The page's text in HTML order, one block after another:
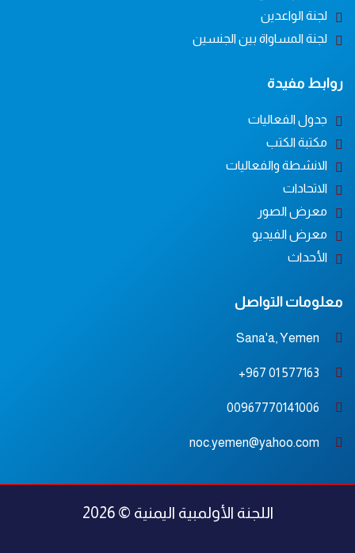
لجنة الواعدين
لجنة المساواة بين الجنسين
روابط مفيدة
جدول الفعاليات
مكتبة الكتب
الانشطة والفعاليات
الاتحادات
معرض الصور
معرض الفيديو
الأحداث
معلومات التواصل
Sana'a, Yemen
577163 01 967+
00967770141006
noc.yemen@yahoo.com
اللجنة الأولمبية اليمنية © 2026